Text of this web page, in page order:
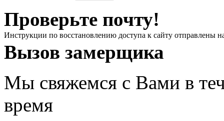
Проверьте почту!
Инструкции по восстановлению доступа к сайту отправлены
Вызов замерщика
Мы свяжемся с Вами в
время